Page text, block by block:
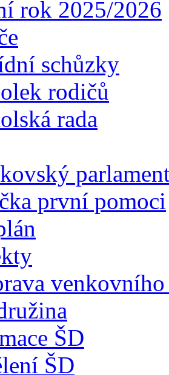
rok 2025/2026
schůzky
rodičů
rada
první pomoci
ŠD
ŠD